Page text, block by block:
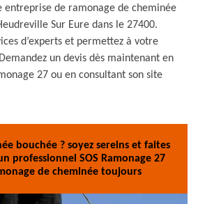
entreprise de ramonage de cheminée
Sur Eure dans le 27400.
d’experts et permettez à votre
un devis dès maintenant en
27 ou en consultant son site
bouchée ? soyez sereins et faites
professionnel SOS Ramonage 27
de cheminée toujours